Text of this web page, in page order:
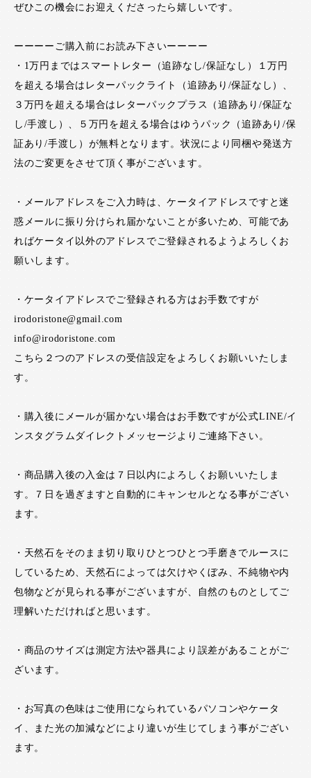
ぜひこの機会にお迎えくださったら嬉しいです。
ーーーーご購入前にお読み下さいーーーー
・1万円まではスマートレター（追跡なし/保証なし）１万円
を超える場合はレターパックライト（追跡あり/保証なし）、
３万円を超える場合はレターパックプラス（追跡あり/保証な
し/手渡し）、５万円を超える場合はゆうパック（追跡あり/保
証あり/手渡し）が無料となります。状況により同梱や発送方
法のご変更をさせて頂く事がございます。
・メールアドレスをご入力時は、ケータイアドレスですと迷
惑メールに振り分けられ届かないことが多いため、可能であ
ればケータイ以外のアドレスでご登録されるようよろしくお
願いします。
・ケータイアドレスでご登録される方はお手数ですが
irodoristone@gmail.com
info@irodoristone.com
こちら２つのアドレスの受信設定をよろしくお願いいたしま
す。
・購入後にメールが届かない場合はお手数ですが公式LINE/イ
ンスタグラムダイレクトメッセージよりご連絡下さい。
・商品購入後の入金は７日以内によろしくお願いいたしま
す。７日を過ぎますと自動的にキャンセルとなる事がござい
ます。
・天然石をそのまま切り取りひとつひとつ手磨きでルースに
しているため、天然石によっては欠けやくぼみ、不純物や内
包物などが見られる事がございますが、自然のものとしてご
理解いただければと思います。
・商品のサイズは測定方法や器具により誤差があることがご
ざいます。
・お写真の色味はご使用になられているパソコンやケータ
イ、また光の加減などにより違いが生じてしまう事がござい
ます。